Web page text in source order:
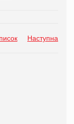
Наступна